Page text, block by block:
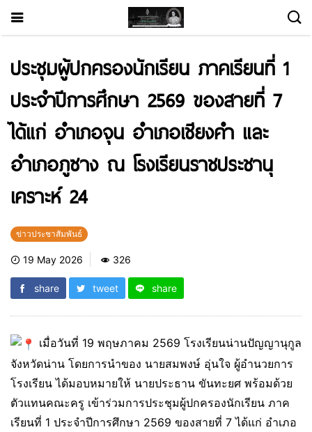
ประชุมผู้ปกครองนักเรียน ภาคเรียนที่ 1
ประจำปีการศึกษา 2569 ของสายที่ 7
ได้แก่ อำเภอจุน อำเภอเชียงคำ และ
อำเภอภูซาง ณ โรงเรียนราชประชานุ
เคราะห์ 24
ข่าวประชาสัมพันธ์
19 May 2026 326
share tweet share
เมื่อวันที่ 19 พฤษภาคม 2569 โรงเรียนน่านปัญญานุกูล
จังหวัดน่าน โดยการนำของ นายสมพงษ์ อุ่นใจ ผู้อำนวยการ
โรงเรียน ได้มอบหมายให้ นายประธาน ขันทะยศ พร้อมด้วย
ตัวแทนคณะครู เข้าร่วมการประชุมผู้ปกครองนักเรียน ภาค
เรียนที่ 1 ประจำปีการศึกษา 2569 ของสายที่ 7 ได้แก่ อำเภอ